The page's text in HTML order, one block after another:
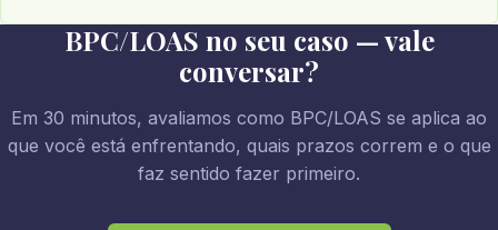
BPC/LOAS no seu caso — vale
conversar?
Em 30 minutos, avaliamos como BPC/LOAS se aplica ao
que você está enfrentando, quais prazos correm e o que
faz sentido fazer primeiro.